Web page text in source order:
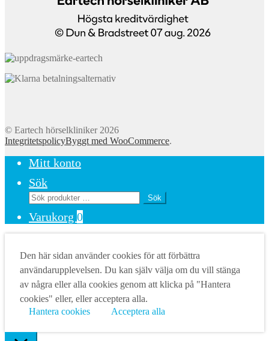
© Eartech hörselkliniker 2026
IntegritetspolicyByggt med WooCommerce.
Mitt konto
Sök
Sök
efter:
Sök
Varukorg 0
Den här sidan använder cookies för att förbättra
användarupplevelsen. Du kan själv välja om du vill stänga
av några eller alla cookies genom att klicka på "Hantera
cookies" eller, eller acceptera alla.
Hantera cookies
Acceptera alla